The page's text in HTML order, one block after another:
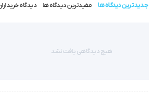
جدیدترین دیدگاه ها مفیدترین دیدگاه ها دیدگاه
هیچ دیدگاهی یافت نشد